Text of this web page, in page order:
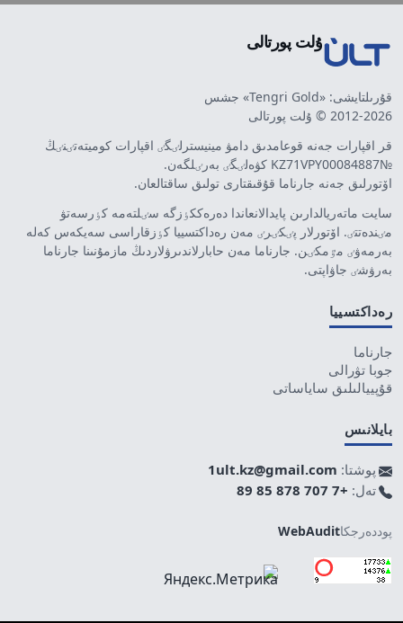
ۇلت پورتالى
قۇرىلتايشى: «Tengri Gold» جشس
2012-2026 © ۇلت پورتالى
قر اقپارات جەنە قوعامدىق دامۋ مينيسترلٸگٸ اقپارات كوميتەتٸنٸڭ
№KZ71VPY00084887 كۋەلٸگٸ بەرٸلگەن.
اۆتورلىق جەنە جارناما قۇقىقتارى تولىق ساقتالعان.
سايت ماتەريالدارىن پايدالانعاندا دەرەككٶزگە سٸلتەمە كٶرسەتۋ
مٸندەتتٸ. اۆتورلار پٸكٸرٸ مەن رەداكتسييا كٶزقاراسى سەيكەس كەلە
بەرمەۋٸ مٷمكٸن. جارناما مەن حابارلاندىرۋلاردىڭ مازمۇنىنا جارناما
بەرۋشٸ جاۋاپتى.
رەداكتسييا
جارناما
جوبا تۋرالى
قۇپييالىلىق ساياساتى
بايلانىس
پوشتا: 1ult.kz@gmail.com
تەل: +7 707 878 85 89
پوددەرجكاWebAudit